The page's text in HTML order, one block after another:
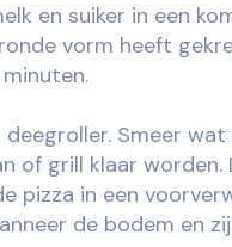
en suiker in een
vorm heeft
Smeer
of grill klaar
pizza in een
de bodem en